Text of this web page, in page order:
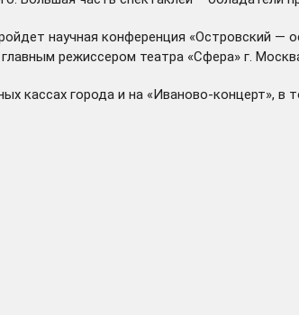
научная конференция «Островский —
режиссером театра «Сфера» г.
кассах города и на «Иваново-концерт», в